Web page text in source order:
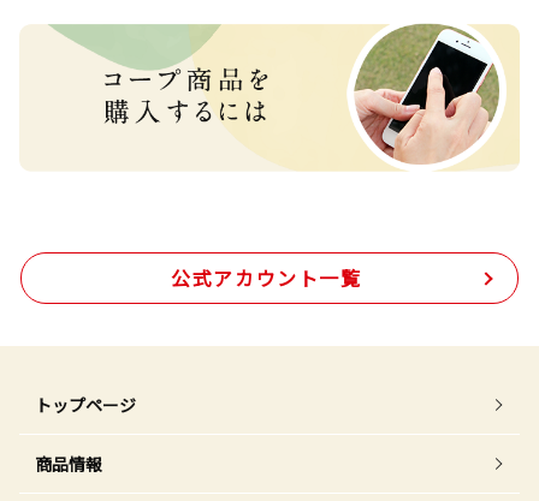
公式アカウント一覧
トップページ
商品情報